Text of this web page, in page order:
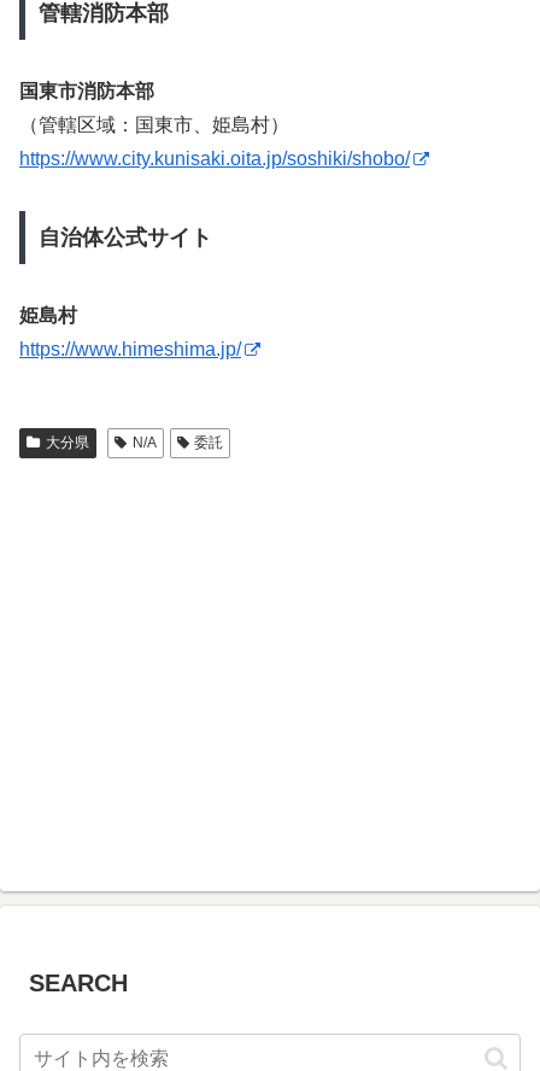
管轄消防本部
国東市消防本部
（管轄区域：国東市、姫島村）
https://www.city.kunisaki.oita.jp/soshiki/shobo/
自治体公式サイト
姫島村
https://www.himeshima.jp/
大分県 N/A 委託
SEARCH